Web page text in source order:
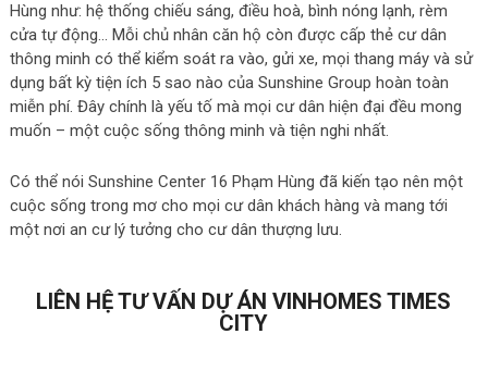
Hùng như: hệ thống chiếu sáng, điều hoà, bình nóng lạnh, rèm
cửa tự động… Mỗi chủ nhân căn hộ còn được cấp thẻ cư dân
thông minh có thể kiểm soát ra vào, gửi xe, mọi thang máy và sử
dụng bất kỳ tiện ích 5 sao nào của Sunshine Group hoàn toàn
miễn phí. Đây chính là yếu tố mà mọi cư dân hiện đại đều mong
muốn – một cuộc sống thông minh và tiện nghi nhất.
Có thể nói Sunshine Center 16 Phạm Hùng đã kiến tạo nên một
cuộc sống trong mơ cho mọi cư dân khách hàng và mang tới
một nơi an cư lý tưởng cho cư dân thượng lưu.
LIÊN HỆ TƯ VẤN DỰ ÁN VINHOMES TIMES
CITY